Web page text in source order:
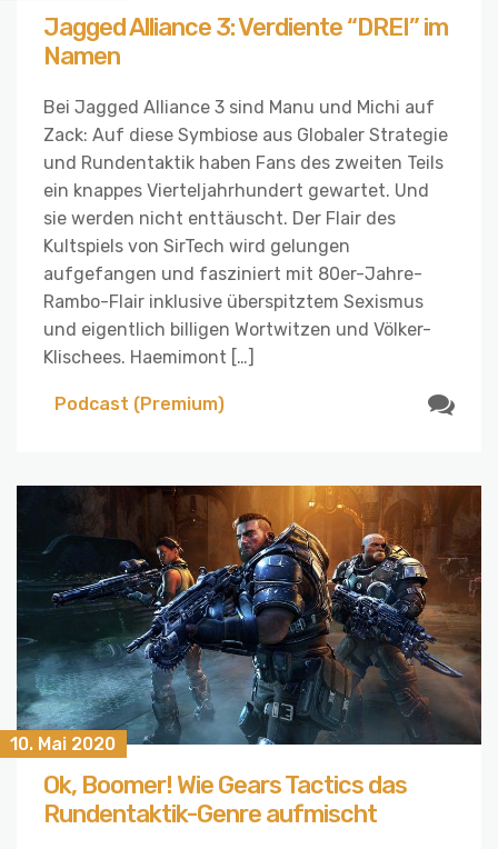
Jagged Alliance 3: Verdiente “DREI” im
Namen
Bei Jagged Alliance 3 sind Manu und Michi auf
Zack: Auf diese Symbiose aus Globaler Strategie
und Rundentaktik haben Fans des zweiten Teils
ein knappes Vierteljahrhundert gewartet. Und
sie werden nicht enttäuscht. Der Flair des
Kultspiels von SirTech wird gelungen
aufgefangen und fasziniert mit 80er-Jahre-
Rambo-Flair inklusive überspitztem Sexismus
und eigentlich billigen Wortwitzen und Völker-
Klischees. Haemimont […]
Podcast (Premium)
10. Mai 2020
Ok, Boomer! Wie Gears Tactics das
Rundentaktik-Genre aufmischt